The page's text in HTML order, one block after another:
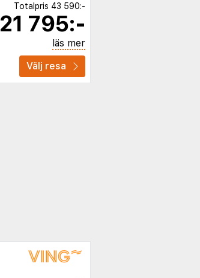
Totalpris 43 590:-
21 795:-
läs mer
Välj resa